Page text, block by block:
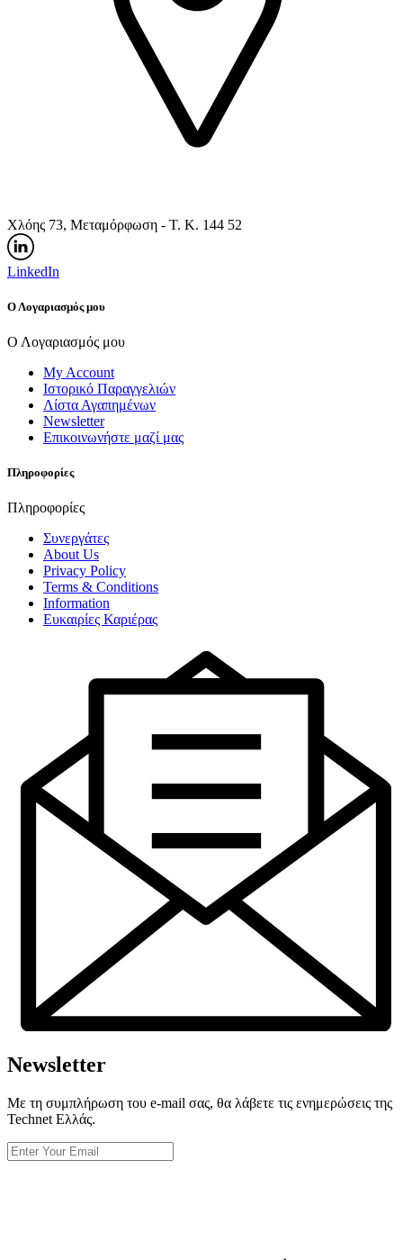
Χλόης 73, Μεταμόρφωση - Τ. Κ. 144 52
LinkedIn
Ο Λογαριασμός μου
Ο Λογαριασμός μου
My Account
Ιστορικό Παραγγελιών
Λίστα Αγαπημένων
Newsletter
Επικοινωνήστε μαζί μας
Πληροφορίες
Πληροφορίες
Συνεργάτες
About Us
Privacy Policy
Terms & Conditions
Information
Ευκαιρίες Καριέρας
Newsletter
Με τη συμπλήρωση του e-mail σας, θα λάβετε τις ενημερώσεις της
Technet Ελλάς.